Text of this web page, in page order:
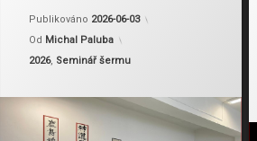
Publikováno 2026-06-03
Od Michal Paluba
Kategorie:
2026, Seminář šermu